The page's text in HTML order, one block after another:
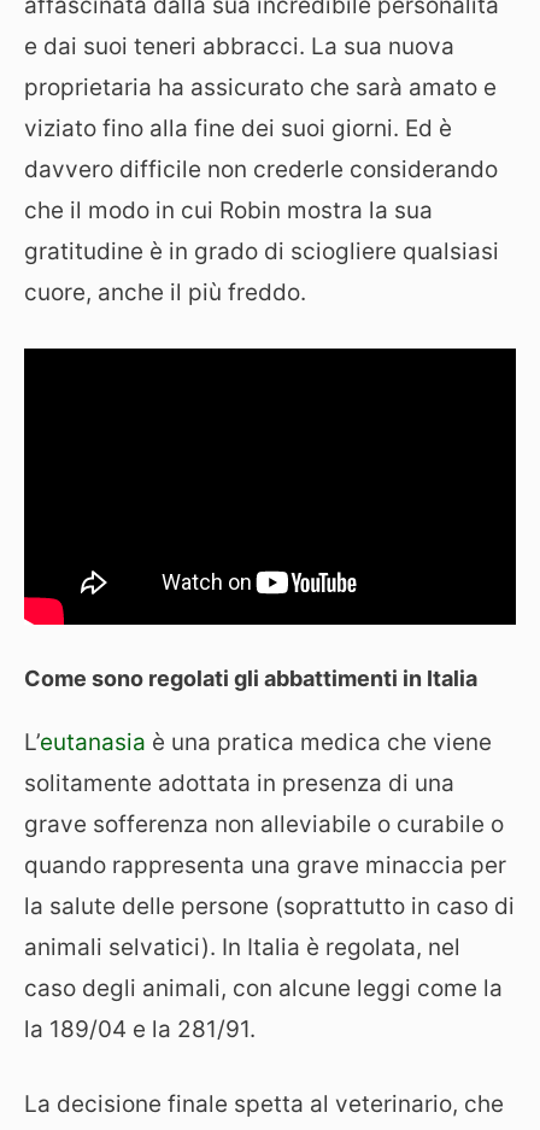
e dai suoi teneri abbracci. La sua nuova
proprietaria ha assicurato che sarà amato e
viziato fino alla fine dei suoi giorni. Ed è
davvero difficile non crederle considerando
che il modo in cui Robin mostra la sua
gratitudine è in grado di sciogliere qualsiasi
cuore, anche il più freddo.
Come sono regolati gli abbattimenti in Italia
L’eutanasia è una pratica medica che viene
solitamente adottata in presenza di una
grave sofferenza non alleviabile o curabile o
quando rappresenta una grave minaccia per
la salute delle persone (soprattutto in caso di
animali selvatici). In Italia è regolata, nel
caso degli animali, con alcune leggi come la
la 189/04 e la 281/91.
La decisione finale spetta al veterinario, che